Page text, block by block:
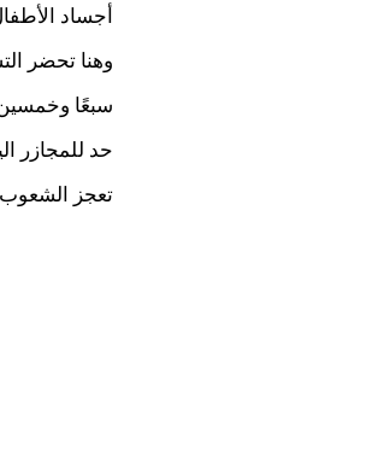
أجساد
وهنا تحضر
سبعًا وخمسين
حد للمجازر
تعجز الشعوب